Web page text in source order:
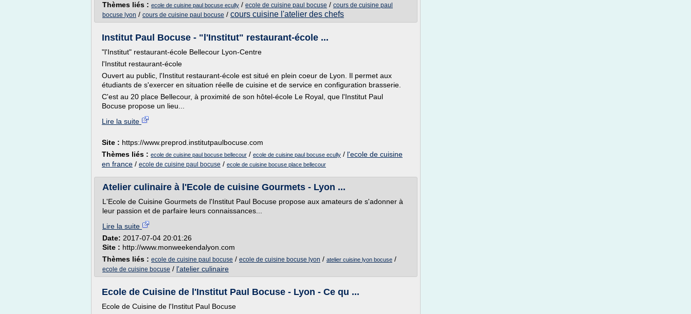
Thèmes liés : ecole de cuisine paul bocuse ecully / ecole de cuisine paul bocuse / cours de cuisine paul
bocuse lyon / cours de cuisine paul bocuse / cours cuisine l'atelier des chefs
Institut Paul Bocuse - "l'Institut" restaurant-école ...
"l'Institut" restaurant-école Bellecour Lyon-Centre
l'Institut restaurant-école
Ouvert au public, l'Institut restaurant-école est situé en plein coeur de Lyon. Il permet aux
étudiants de s'exercer en situation réelle de cuisine et de service en configuration brasserie.
C'est au 20 place Bellecour, à proximité de son hôtel-école Le Royal, que l'Institut Paul
Bocuse propose un lieu...
Lire la suite
Site : https://www.preprod.institutpaulbocuse.com
Thèmes liés : ecole de cuisine paul bocuse bellecour / ecole de cuisine paul bocuse ecully / l'ecole de cuisine
en france / ecole de cuisine paul bocuse / ecole de cuisine bocuse place bellecour
Atelier culinaire à l'Ecole de cuisine Gourmets - Lyon ...
L'Ecole de Cuisine Gourmets de l'Institut Paul Bocuse propose aux amateurs de s'adonner à
leur passion et de parfaire leurs connaissances...
Lire la suite
Date: 2017-07-04 20:01:26
Site : http://www.monweekendalyon.com
Thèmes liés : ecole de cuisine paul bocuse / ecole de cuisine bocuse lyon / atelier cuisine lyon bocuse /
ecole de cuisine bocuse / l'atelier culinaire
Ecole de Cuisine de l'Institut Paul Bocuse - Lyon - Ce qu ...
Ecole de Cuisine de l'Institut Paul Bocuse